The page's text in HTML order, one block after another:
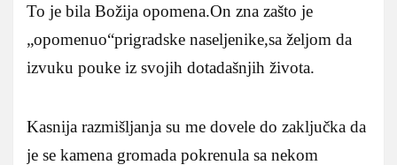
To je bila Božija opomena.On zna zašto je
„opomenuo“prigradske naseljenike,sa željom da
izvuku pouke iz svojih dotadašnjih života.
Kasnija razmišljanja su me dovele do zaključka da
je se kamena gromada pokrenula sa nekom